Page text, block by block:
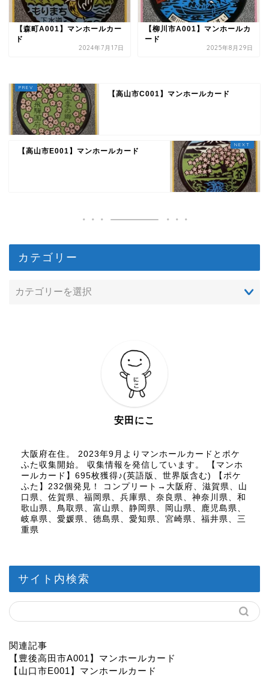
【森町A001】マンホールカー
ド
2024年7月17日
【柳川市A001】マンホールカ
ード
2025年8月29日
【高山市C001】マンホールカード
【高山市E001】マンホールカード
カテゴリー
安田にこ
大阪府在住。 2023年9月よりマンホールカードとポケ
ふた収集開始。 収集情報を発信しています。 【マンホ
ールカード】695枚獲得♪(英語版、世界版含む) 【ポケ
ふた】232個発見！ コンプリート→大阪府、滋賀県、山
口県、佐賀県、福岡県、兵庫県、奈良県、神奈川県、和
歌山県、鳥取県、富山県、静岡県、岡山県、鹿児島県、
岐阜県、愛媛県、徳島県、愛知県、宮崎県、福井県、三
重県
サイト内検索
関連記事
【豊後高田市A001】マンホールカード
【山口市E001】マンホールカード